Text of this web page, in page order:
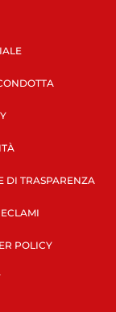
DI TRASPARENZA
POLICY